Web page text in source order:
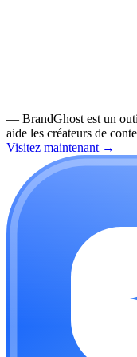
— BrandGhost est un
aide les créateurs de
Visitez maintenant →